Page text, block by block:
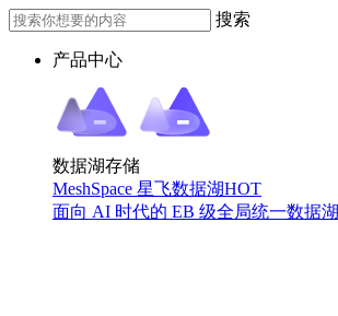
搜索
产品中心
数据湖存储
MeshSpace 星飞数据湖HOT
面向 AI 时代的 EB 级全局统一数据湖